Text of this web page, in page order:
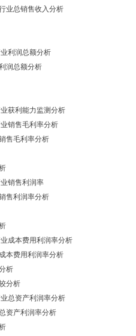
业总销售收入分析
利润总额分析
润总额分析
获利能力监测分析
销售毛利率分析
售毛利率分析
销售利润率
售利润率分析
成本费用利润率分析
本费用利润率分析
析
分析
总资产利润率分析
资产利润率分析